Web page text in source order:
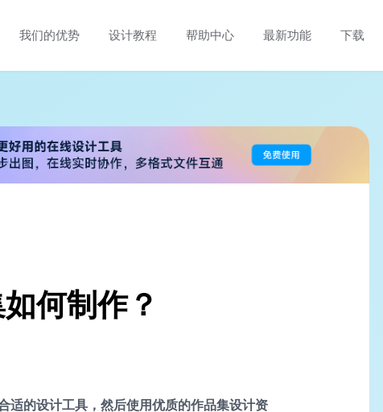
我们的优势 设计教程 帮助中心 最新功能 下载
何制作？
适的设计工具，然后使用优质的作品集设计资